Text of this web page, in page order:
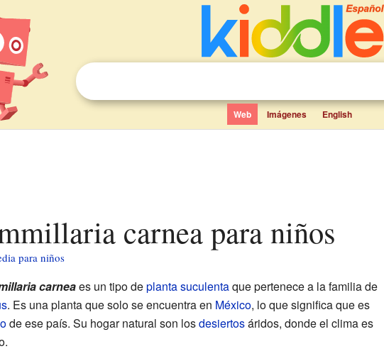
Web Imágenes English
carnea para niños
para niños
carneaes un tipo deplanta suculentaque pertenece a la familia de
. Es una planta que solo se encuentra en México, lo que significa que es
de ese país. Su hogar natural son losdesiertosáridos, donde el clima es